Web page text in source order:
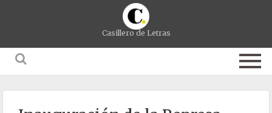
Casillero de Letras